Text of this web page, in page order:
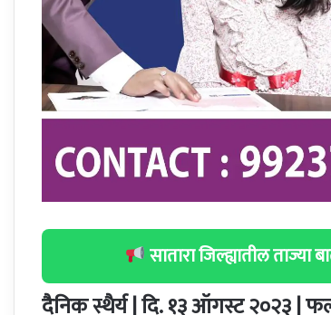
सातारा जिल्ह्यातील
दैनिक स्थैर्य | दि. १३ ऑगस्ट २०२३ |